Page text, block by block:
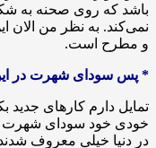
باشد که روی صحنه به
نمی‌کند. به نظر من الان
و مطرح است.
* پس سودای شهرت در
تمایل دارم کارهای
خودی خود سودای شهرت
در دنیا خیلی معروف